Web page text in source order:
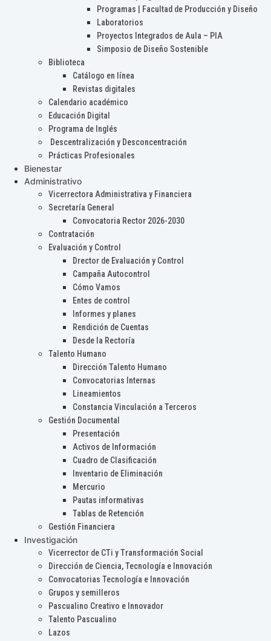
Programas | Facultad de Producción y Diseño
Laboratorios
Proyectos Integrados de Aula – PIA
Simposio de Diseño Sostenible
Biblioteca
Catálogo en línea
Revistas digitales
Calendario académico
Educación Digital
Programa de Inglés
Descentralización y Desconcentración
Prácticas Profesionales
Bienestar
Administrativo
Vicerrectora Administrativa y Financiera
Secretaría General
Convocatoria Rector 2026-2030
Contratación
Evaluación y Control
Drector de Evaluación y Control
Campaña Autocontrol
Cómo Vamos
Entes de control
Informes y planes
Rendición de Cuentas
Desde la Rectoría
Talento Humano
Dirección Talento Humano
Convocatorias Internas
Lineamientos
Constancia Vinculación a Terceros
Gestión Documental
Presentación
Activos de Información
Cuadro de Clasificación
Inventario de Eliminación
Mercurio
Pautas informativas
Tablas de Retención
Gestión Financiera
Investigación
Vicerrector de CTi y Transformación Social
Dirección de Ciencia, Tecnología e Innovación
Convocatorias Tecnología e Innovación
Grupos y semilleros
Pascualino Creativo e Innovador
Talento Pascualino
Lazos